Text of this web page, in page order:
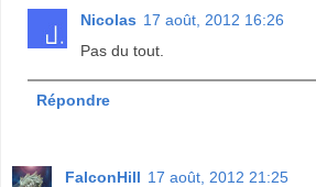
Nicolas 17 août, 2012 16:26
Pas du tout.
Répondre
FalconHill 17 août, 2012 21:25